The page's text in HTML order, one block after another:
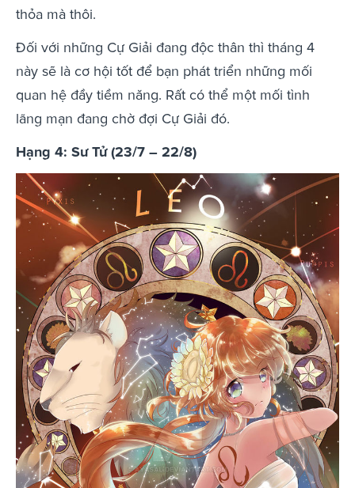
thỏa mà thôi.
Đối với những Cự Giải đang độc thân thì tháng 4
này sẽ là cơ hội tốt để bạn phát triển những mối
quan hệ đầy tiềm năng. Rất có thể một mối tình
lãng mạn đang chờ đợi Cự Giải đó.
Hạng 4: Sư Tử (23/7 – 22/8)